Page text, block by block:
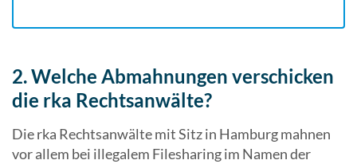
2. Welche Abmahnungen verschicken
die rka Rechtsanwälte?
Die rka Rechtsanwälte mit Sitz in Hamburg mahnen
vor allem bei illegalem Filesharing im Namen der